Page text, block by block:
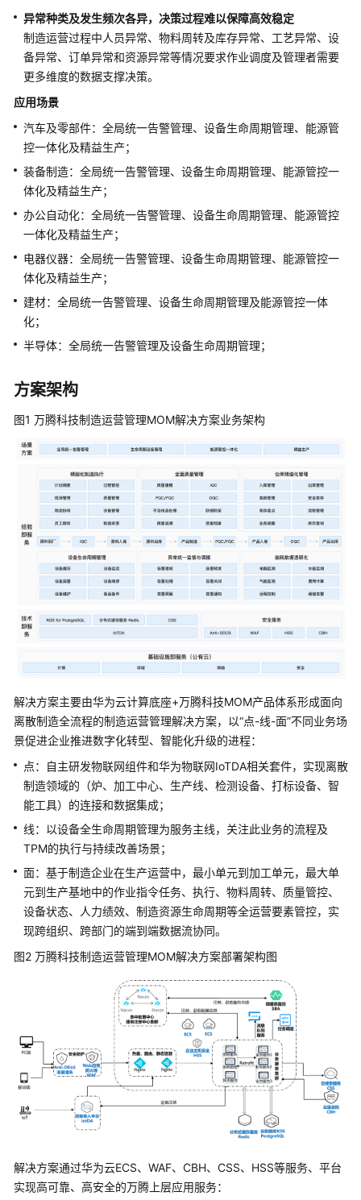
美
云
智
数
产
品
企
划
字
化
解
决
案
天
心
思
字
工
厂
决
方
案
数
大
方
CAXA
研
制
一
体
化
解
决
方
用
友
装
备
制
企
解
方
华
辰
异常种类及发生频次各异，决策过程难以保障高效稳定
制造运营过程中人员异常、物料周转及库存异常、工艺异常、设
备异常、订单异常和资源异常等情况要求作业调度及管理者需要
更多维度的数据支撑决策。
应用场景
汽车及零部件：全局统一告警管理、设备生命周期管理、能源管
控一体化及精益生产；
装备制造：全局统一告警管理、设备生命周期管理、能源管控一
体化及精益生产；
办公自动化：全局统一告警管理、设备生命周期管理、能源管控
一体化及精益生产；
电器仪器：全局统一告警管理、设备生命周期管理、能源管控一
体化及精益生产；
建材：全局统一告警管理、设备生命周期管理及能源管控一体
化；
半导体：全局统一告警管理及设备生命周期管理；
方案架构
图1 万腾科技制造运营管理MOM解决方案业务架构
解决方案主要由华为云计算底座+万腾科技MOM产品体系形成面向
离散制造全流程的制造运营管理解决方案，以“点-线-面”不同业务场
景促进企业推进数字化转型、智能化升级的进程：
点：自主研发物联网组件和华为物联网IoTDA相关套件，实现离散
制造领域的（炉、加工中心、生产线、检测设备、打标设备、智
能工具）的连接和数据集成；
线：以设备全生命周期管理为服务主线，关注此业务的流程及
TPM的执行与持续改善场景；
面：基于制造企业在生产运营中，最小单元到加工单元，最大单
元到生产基地中的作业指令任务、执行、物料周转、质量管控、
设备状态、人力绩效、制造资源生命周期等全运营要素管控，实
现跨组织、跨部门的端到端数据流协同。
图2 万腾科技制造运营管理MOM解决方案部署架构图
解决方案通过华为云ECS、WAF、CBH、CSS、HSS等服务、平台
实现高可靠、高安全的万腾上层应用服务：